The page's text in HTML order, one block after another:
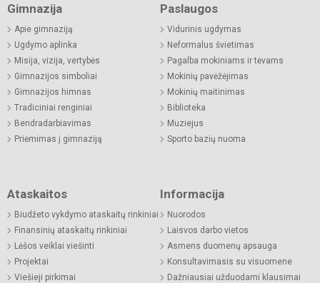
Gimnazija
Apie gimnaziją
Ugdymo aplinka
Misija, vizija, vertybės
Gimnazijos simboliai
Gimnazijos himnas
Tradiciniai renginiai
Bendradarbiavimas
Priėmimas į gimnaziją
Paslaugos
Vidurinis ugdymas
Neformalus švietimas
Pagalba mokiniams ir tėvams
Mokinių pavėžėjimas
Mokinių maitinimas
Biblioteka
Muziejus
Sporto bazių nuoma
Ataskaitos
Biudžeto vykdymo ataskaitų rinkiniai
Finansinių ataskaitų rinkiniai
Lėšos veiklai viešinti
Projektai
Viešieji pirkimai
Informacija
Nuorodos
Laisvos darbo vietos
Asmens duomenų apsauga
Konsultavimasis su visuomene
Dažniausiai užduodami klausimai